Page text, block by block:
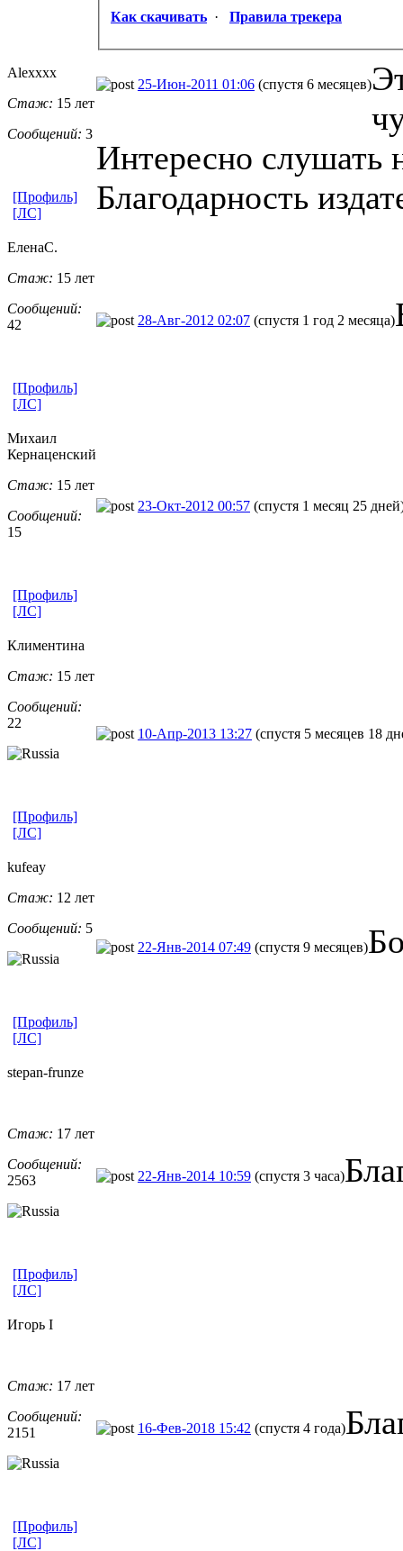
Как скачивать · Правила трекера
Alexxxx
Стаж: 15 лет
Сообщений: 3
25-Июн-2011 01:06 (спустя 6 месяцев)
Интересно слушать
Благодарность
[Профиль]
[ЛС]
ЕленаС.
Стаж: 15 лет
Сообщений:
42
28-Авг-2012 02:07 (спустя 1 год 2 месяца)
[Профиль]
[ЛС]
Михаил
Кернаценский
Стаж: 15 лет
Сообщений:
15
23-Окт-2012 00:57 (спустя 1 месяц 25
[Профиль]
[ЛС]
Климентина
Стаж: 15 лет
Сообщений:
22
10-Апр-2013 13:27 (спустя 5 месяцев 18
[Профиль]
[ЛС]
kufeay
Стаж: 12 лет
Сообщений: 5
22-Янв-2014 07:49 (спустя 9 месяцев)
[Профиль]
[ЛС]
stepan-frunz​e
Стаж: 17 лет
Сообщений:
2563
22-Янв-2014 10:59 (спустя 3 часа)
[Профиль]
[ЛС]
Игорь I
Стаж: 17 лет
Сообщений:
2151
16-Фев-2018 15:42 (спустя 4 года)
[Профиль]
[ЛС]